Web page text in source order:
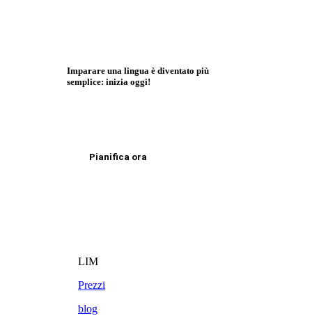
Imparare una lingua è diventato più
semplice: inizia oggi!
Pianifica ora
LIM
Prezzi
blog